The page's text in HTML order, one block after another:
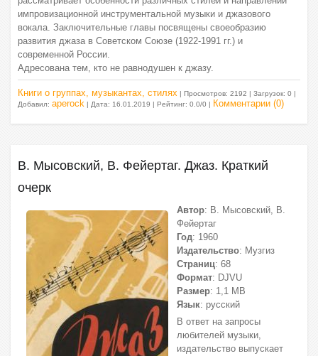
импровизационной инструментальной музыки и джазового
вокала. Заключительные главы посвящены своеобразию
развития джаза в Советском Союзе (1922-1991 гг.) и
современной России.
Адресована тем, кто не равнодушен к джазу.
Книги о группах, музыкантах, стилях | Просмотров: 2192 | Загрузок: 0 |
Добавил: aperock | Дата: 16.01.2019 | Рейтинг: 0.0/0 | Комментарии (0)
В. Мысовский, В. Фейертаг. Джаз. Краткий
очерк
Автор: В. Мысовский, В.
Фейертаг
Год: 1960
Издательство: Музгиз
Страниц: 68
Формат: DJVU
Размер: 1,1 МВ
Язык: русский
В ответ на запросы
любителей музыки,
издательство выпускает